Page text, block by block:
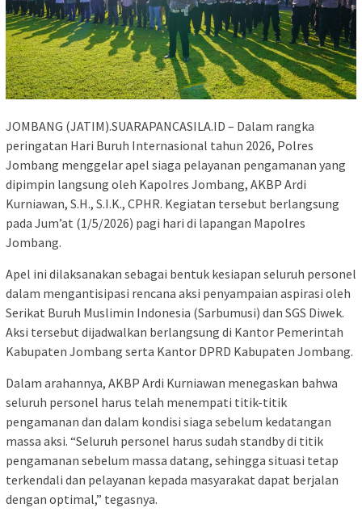
JOMBANG (JATIM).SUARAPANCASILA.ID – Dalam rangka
peringatan Hari Buruh Internasional tahun 2026, Polres
Jombang menggelar apel siaga pelayanan pengamanan yang
dipimpin langsung oleh Kapolres Jombang, AKBP Ardi
Kurniawan, S.H., S.I.K., CPHR. Kegiatan tersebut berlangsung
pada Jum’at (1/5/2026) pagi hari di lapangan Mapolres
Jombang.
Apel ini dilaksanakan sebagai bentuk kesiapan seluruh personel
dalam mengantisipasi rencana aksi penyampaian aspirasi oleh
Serikat Buruh Muslimin Indonesia (Sarbumusi) dan SGS Diwek.
Aksi tersebut dijadwalkan berlangsung di Kantor Pemerintah
Kabupaten Jombang serta Kantor DPRD Kabupaten Jombang.
Dalam arahannya, AKBP Ardi Kurniawan menegaskan bahwa
seluruh personel harus telah menempati titik-titik
pengamanan dan dalam kondisi siaga sebelum kedatangan
massa aksi. “Seluruh personel harus sudah standby di titik
pengamanan sebelum massa datang, sehingga situasi tetap
terkendali dan pelayanan kepada masyarakat dapat berjalan
dengan optimal,” tegasnya.